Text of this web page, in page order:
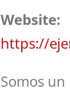
Website:
https://
Somos